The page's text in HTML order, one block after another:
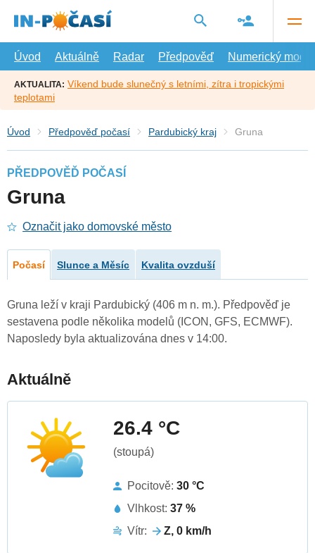
hlavní
Úvod
Aktuálně Radar Předpověď Numerický model
AKTUALITA: Víkend bude slunečný s letními, zítra i tropickými
teplotami
Úvod Předpověď počasí Pardubický kraj Gruna
PŘEDPOVĚĎ POČASÍ
Gruna
Označit jako domovské město
Počasí Slunce a Měsíc Kvalita ovzduší
Gruna leží v kraji Pardubický (406 m n. m.). Předpověď je
sestavena podle několika modelů (ICON, GFS, ECMWF).
Naposledy byla aktualizována dnes v 14:00.
Aktuálně
26.4 °C
(stoupá)
Pocitově: 30 °C
Vlhkost: 37 %
Vítr:
Z, 0 km/h